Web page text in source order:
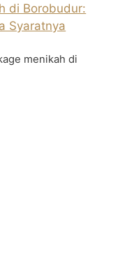
di Borobudur:
Syaratnya
menikah di